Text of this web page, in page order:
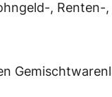
, Renten-